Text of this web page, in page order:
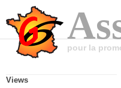
pour la
Views